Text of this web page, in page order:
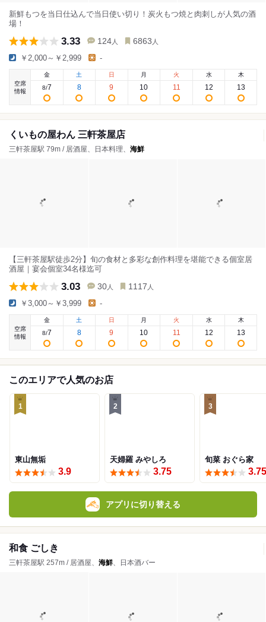
新鮮もつを当日仕込んで当日使い切り！炭火もつ焼と肉刺しが人気の酒
場！
3.33 124 人 6863 人
￥2,000～￥2,999 -
空席
情報
金
8/7
土
8
日
9
月
10
火
11
水
12
木
13
くいもの屋わん 三軒茶屋店
三軒茶屋駅 79m / 居酒屋、日本料理、 海鮮
【三軒茶屋駅徒歩2分】旬の食材と多彩な創作料理を堪能できる個室居
酒屋｜宴会個室34名様迄可
3.03 30 人 1117 人
￥3,000～￥3,999 -
空席
情報
金
8/7
土
8
日
9
月
10
火
11
水
12
木
13
このエリアで人気のお店
1
東山無垢
3.9
2
天婦羅 みやしろ
3.75
3
旬菜 おぐら家
3.75
アプリに切り替える
和食 ごしき
三軒茶屋駅 257m / 居酒屋、 海鮮、日本酒バー